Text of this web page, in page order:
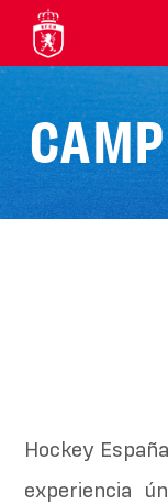
Hockey
experiencia